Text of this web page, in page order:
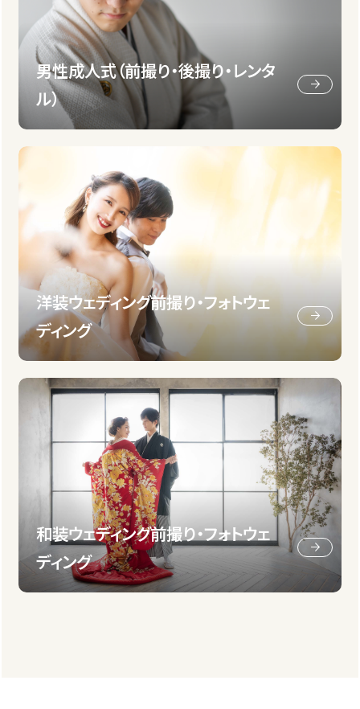
男性成人式（前撮り・後撮り・レンタ
ル）
洋装ウェディング前撮り・フォトウェ
ディング
和装ウェディング前撮り・フォトウェ
ディング